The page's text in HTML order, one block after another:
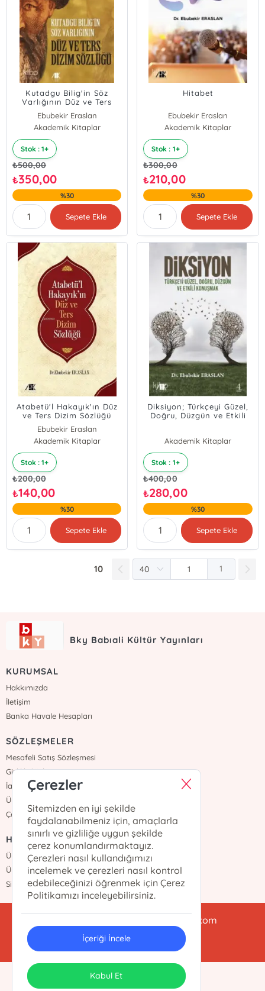
Kutadgu Bilig'in Söz
Varlığının Düz ve Ters
Dizim Sözlüğü
Ebubekir Eraslan
Akademik Kitaplar
Stok : 1+
₺500,00
₺350,00
%30
Sepete Ekle
Hitabet
Ebubekir Eraslan
Akademik Kitaplar
Stok : 1+
₺300,00
₺210,00
%30
Sepete Ekle
Atabetü'l Hakayık'ın Düz
ve Ters Dizim Sözlüğü
Ebubekir Eraslan
Akademik Kitaplar
Stok : 1+
₺200,00
₺140,00
%30
Sepete Ekle
Diksiyon; Türkçeyi Güzel,
Doğru, Düzgün ve Etkili
Akademik Kitaplar
Stok : 1+
₺400,00
₺280,00
%30
Sepete Ekle
10 1
Bky Babıali Kültür Yayınları
KURUMSAL
Hakkımızda
İletişim
Banka Havale Hesapları
SÖZLEŞMELER
Mesafeli Satış Sözleşmesi
Gizlilik Sözleşmesi
İade ve Teslimat
Üyelik Sözleşmesi
Çerez Politikası
HIZLI ERİŞİM
Üye Ol
Üye Girişi
Sipariş Takip
babialikulturyayinlari@gmail.com
0212 438 47 78
Tasarım & Uygulama
Çerezler
Sitemizden en iyi şekilde
faydalanabilmeniz için, amaçlarla
sınırlı ve gizliliğe uygun şekilde
çerez konumlandırmaktayız.
Çerezleri nasıl kullandığımızı
incelemek ve çerezleri nasıl kontrol
edebileceğinizi öğrenmek için Çerez
Politikamızı inceleyebilirsiniz.
İçeriği İncele
Kabul Et